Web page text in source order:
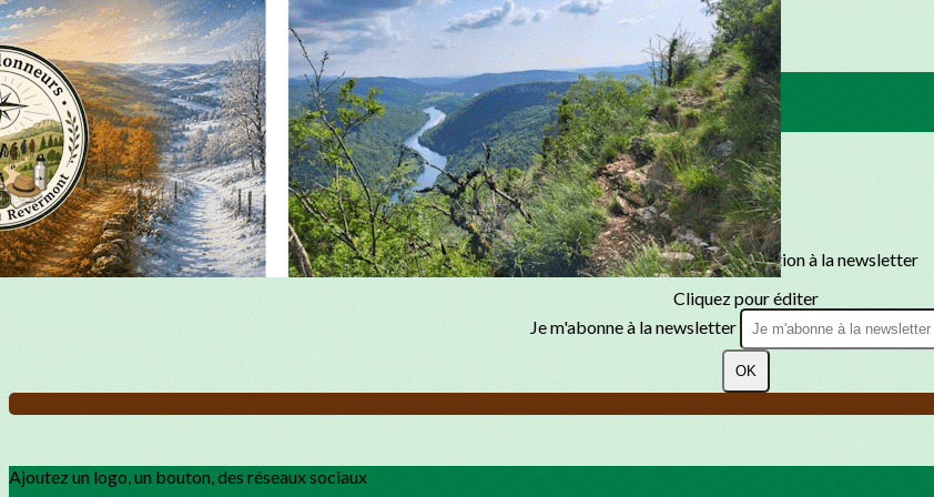
Exporter les lignes sélectionnées
Exporter toutes les colonnes
Exporter uniquement les colonnes affichées
Menu
?>
Images de la page d'accueil
Cliquez pour éditer
Texte, bouton et/ou inscription à la newsletter
Cliquez pour éditer
Je m'abonne à la newsletter
OK
Ajoutez un logo, un bouton, des réseaux sociaux